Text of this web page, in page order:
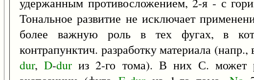
Тональное развитие не исключает
более важную роль в тех фугах, в
контрапунктич. разработку материала
dur,D-dur из 2-го тома). В них С. может